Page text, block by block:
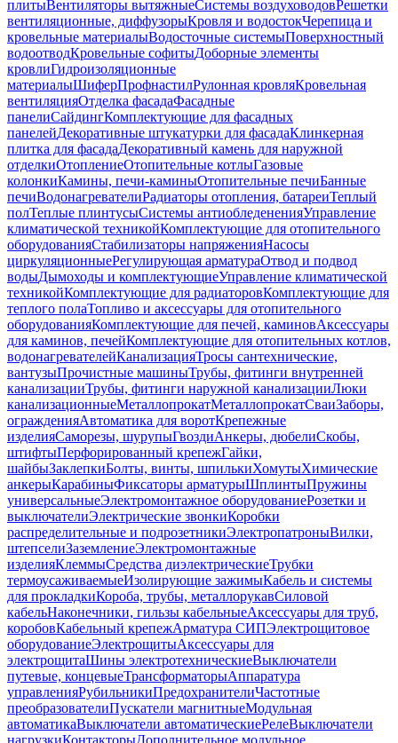
плитыВентиляторы вытяжныеСистемы воздуховодовРешетки
вентиляционные, диффузорыКровля и водостокЧерепица и
кровельные материалыВодосточные системыПоверхностный
водоотводКровельные софитыДоборные элементы
кровлиГидроизоляционные
материалыШиферПрофнастилРулонная кровляКровельная
вентиляцияОтделка фасадаФасадные
панелиСайдингКомплектующие для фасадных
панелейДекоративные штукатурки для фасадаКлинкерная
плитка для фасадаДекоративный камень для наружной
отделкиОтоплениеОтопительные котлыГазовые
колонкиКамины, печи-каминыОтопительные печиБанные
печиВодонагревателиРадиаторы отопления, батареиТеплый
полТеплые плинтусыСистемы антиобледененияУправление
климатической техникойКомплектующие для отопительного
оборудованияСтабилизаторы напряженияНасосы
циркуляционныеРегулирующая арматураОтвод и подвод
водыДымоходы и комплектующиеУправление климатической
техникойКомплектующие для радиаторовКомплектующие для
теплого полаТопливо и аксессуары для отопительного
оборудованияКомплектующие для печей, каминовАксессуары
для каминов, печейКомплектующие для отопительных котлов,
водонагревателейКанализацияТросы сантехнические,
вантузыПрочистные машиныТрубы, фитинги внутренней
канализацииТрубы, фитинги наружной канализацииЛюки
канализационныеМеталлопрокатМеталлопрокатСваиЗаборы,
огражденияАвтоматика для воротКрепежные
изделияСаморезы, шурупыГвоздиАнкеры, дюбелиСкобы,
штифтыПерфорированный крепежГайки,
шайбыЗаклепкиБолты, винты, шпилькиХомутыХимические
анкерыКарабиныФиксаторы арматурыШплинтыПружины
универсальныеЭлектромонтажное оборудованиеРозетки и
выключателиЭлектрические звонкиКоробки
распределительные и подрозетникиЭлектропатроныВилки,
штепселиЗаземлениеЭлектромонтажные
изделияКлеммыСредства диэлектрическиеТрубки
термоусаживаемыеИзолирующие зажимыКабель и системы
для прокладкиКороба, трубы, металлорукавСиловой
кабельНаконечники, гильзы кабельныеАксессуары для труб,
коробовКабельный крепежАрматура СИПЭлектрощитовое
оборудованиеЭлектрощитыАксессуары для
электрощитаШины электротехническиеВыключатели
путевые, концевыеТрансформаторыАппаратура
управленияРубильникиПредохранителиЧастотные
преобразователиПускатели магнитныеМодульная
автоматикаВыключатели автоматическиеРелеВыключатели
нагрузкиКонтакторыДополнительное модульное